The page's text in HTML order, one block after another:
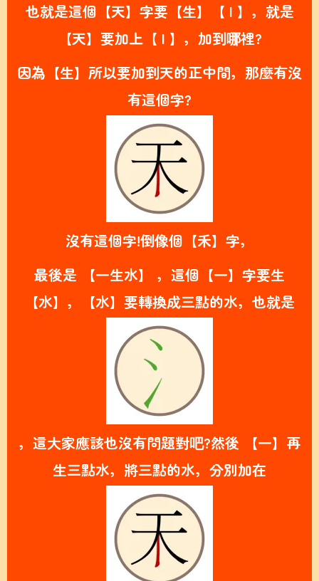
也就是這個【天】字要【生】【 | 】，就是
【天】要加上【 | 】，加到哪裡?
因為【生】所以要加到天的正中間，那麼有沒
有這個字?
沒有這個字!倒像個【禾】字，
最後是 【一生水】 ，這個【一】字要生
【水】，
【水】要轉換成三點的水，也就是
，這大家應該也沒有問題對吧?然後 【一】再
生三點水，將三點的水，分別加在